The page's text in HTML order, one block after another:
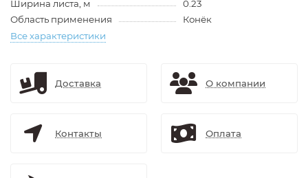
Ширина листа, м
0.23
Область применения
Конёк
Все характеристики
Доставка О компании
Контакты Оплата